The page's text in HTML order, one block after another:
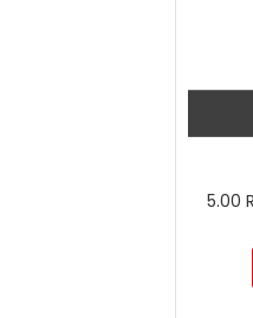
5.00